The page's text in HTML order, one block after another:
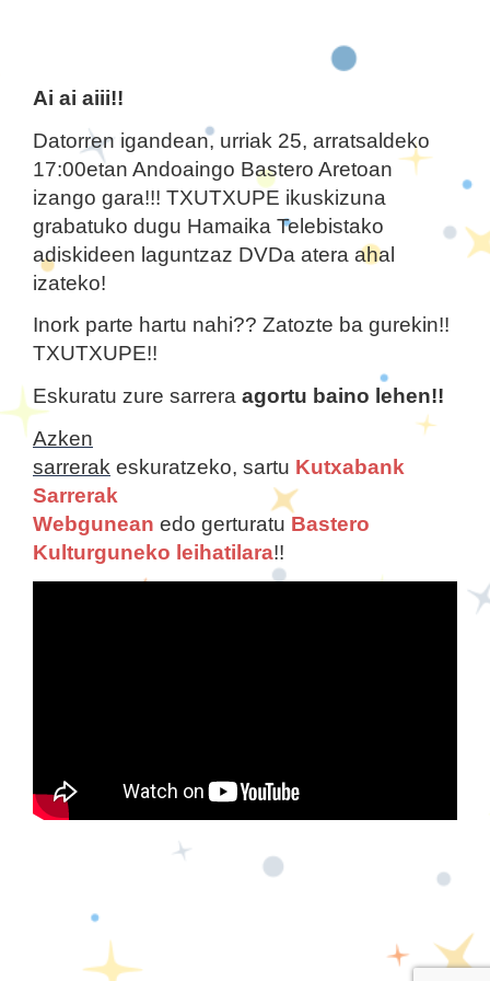
Ai ai aiii!!
Datorren igandean, urriak 25, arratsaldeko
17:00etan Andoaingo Bastero Aretoan
izango gara!!! TXUTXUPE ikuskizuna
grabatuko dugu Hamaika Telebistako
adiskideen laguntzaz DVDa atera ahal
izateko!
Inork parte hartu nahi?? Zatozte ba gurekin!!
TXUTXUPE!!
Eskuratu zure sarrera agortu baino lehen!!
Azken
sarrerak eskuratzeko, sartu Kutxabank
Sarrerak
Webgunean edo gerturatu Bastero
Kulturguneko leihatilara!!